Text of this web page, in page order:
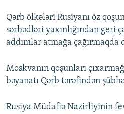
Qərb ölkələri Rusiyanı öz
sərhədləri yaxınlığından geri
addımlar atmağa çağırmaqda
Moskvanın qoşunları
bəyanatı Qərb tərəfindən
Rusiya Müdafiə Nazirliyinin